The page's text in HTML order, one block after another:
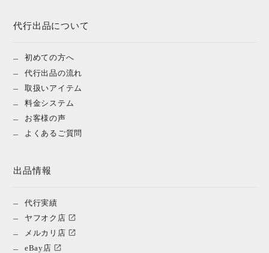
代行出品について
初めての方へ
代行出品の流れ
取扱いアイテム
料金システム
お客様の声
よくあるご質問
出品情報
代行実績
ヤフオク店
メルカリ店
eBay店